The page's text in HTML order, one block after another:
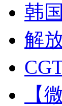
韩
解
【